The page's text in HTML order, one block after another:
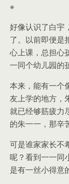
※
好像认识了白宇
了。以前即便是
心上课，总担
一同个幼儿园的
本来，能有一个
友上学的地方，
就已经够筋疲力
的朱一一，那辛
可是谁家家长不
呢？看到一一同
是有一丝小得意